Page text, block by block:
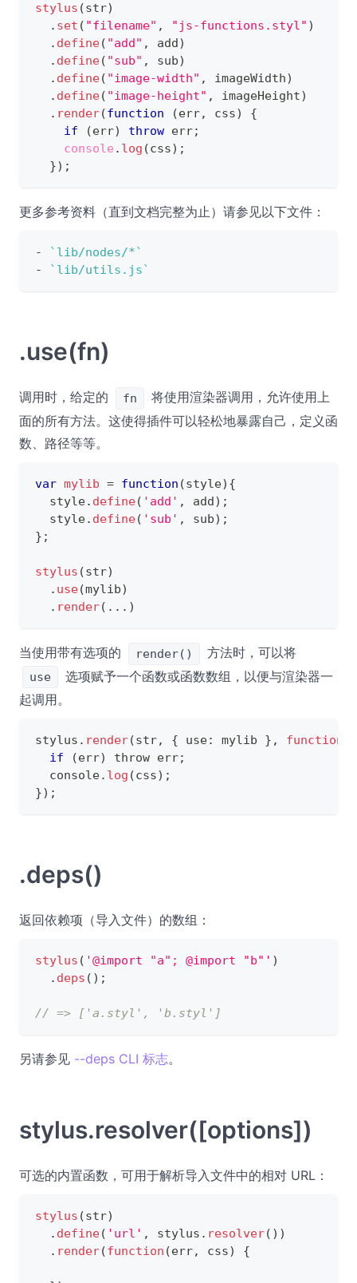
stylus (str)
. set ( "filename" , "js-functions.styl" )
. define( "add" , add )
. define( "sub" , sub)
. define( "image-width" , imageWidth)
. define( "image-height" , imageHeight)
. render(function (err, css)
{
if
(err) throw err;
console . log (css) ;
}) ;
更多参考资料（直到文档完整为止）请参见以下文件：
- ` lib/nodes/* `
-
` lib/utils.js `
.use(fn)
调用时，给定的 fn
将使用渲染器调用，允许使用上
面的所有方法。这使得插件可以轻松地暴露自己，定义函
数、路径等等。
var mylib = function (style) {
  style
. define( 'add' , add) ;
  style
. define( 'sub' , sub) ;
} ;
stylus (str)
. use(mylib)
. render( ... )
当使用带有选项的 render() 方法时，可以将
use
选项赋予一个函数或函数数组，以便与渲染器一
起调用。
stylus . render(str, { use: mylib } , function
if
(err) throw err;
  console
. log (css) ;
}) ;
.deps()
返回依赖项（导入文件）的数组：
stylus ( '@import "a"; @import "b"' )
. deps ( ) ;
// => ['a.styl', 'b.styl']
另请参见 --deps CLI 标志。
stylus.resolver([options])
可选的内置函数，可用于解析导入文件中的相对 URL：
stylus (str)
. define( 'url' , stylus. resolver( ) )
. render(function (err, css) {